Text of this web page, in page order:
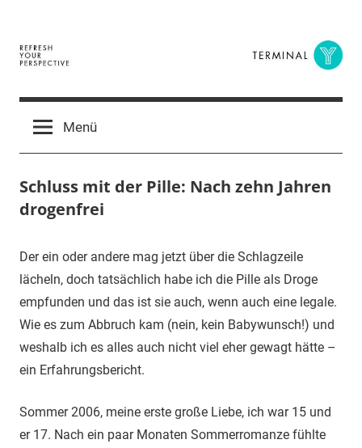
springen
Terminal
Y
Digital
BusinessMenü
Schluss mit der Pille: Nach zehn Jahren
drogenfrei
7.
Februar
terminal-
y
Urbi
et
Der ein oder andere mag jetzt über die Schlagzeile
lächeln, doch tatsächlich habe ich die Pille als Droge
empfunden und das ist sie auch, wenn auch eine legale.
Wie es zum Abbruch kam (nein, kein Babywunsch!) und
weshalb ich es alles auch nicht viel eher gewagt hätte –
ein Erfahrungsbericht.
Sommer 2006, meine erste große Liebe, ich war 15 und
er 17. Nach ein paar Monaten Sommerromanze fühlte